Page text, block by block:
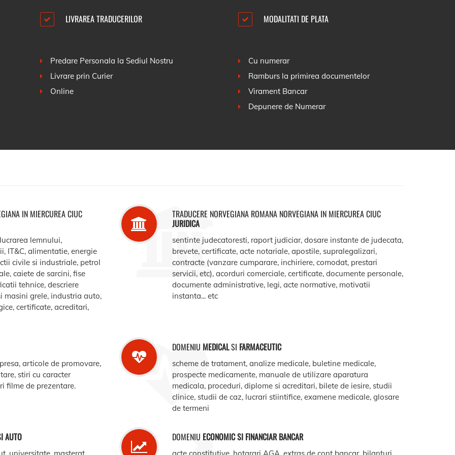
LIVRAREA TRADUCERILOR
Predare Personala la Sediul Nostru
Livrare prin Curier
Online
MODALITATI DE PLATA
Cu numerar
Ramburs la primirea documentelor
Virament Bancar
Depunere de Numerar
IN MIERCUREA CIUC
lemnului,
IT&C, alimentatie, energie
civile si industriale, petrol
caiete de sarcini, fise
tehnice, descriere
masini grele, industria auto,
certificate, acreditari,
TRADUCERE NORVEGIANA ROMANA NORVEGIANA IN MIERCUREA CIUC
JURIDICA
sentinte judecatoresti, raport judiciar, dosare instante de judecata,
brevete, certificate, acte notariale, apostile, supralegalizari,
contracte (vanzare cumparare, inchiriere, comodat, prestari
servicii, etc), acorduri comerciale, certificate, documente personale,
documente administrative, legi, acte normative, motivatii
instanta... etc
articole de promovare,
stiri cu caracter
filme de prezentare.
DOMENIU MEDICALSI FARMACEUTIC
scheme de tratament, analize medicale, buletine medicale,
prospecte medicamente, manuale de utilizare aparatura
medicala, proceduri, diplome si acreditari, bilete de iesire, studii
clinice, studii de caz, lucrari stiintifice, examene medicale, glosare
de termeni
AUTO DOMENIU ECONOMIC SI FINANCIAR BANCAR